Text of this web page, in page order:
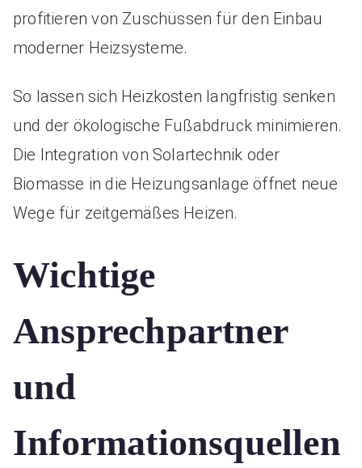
profitieren von Zuschüssen für den Einbau
moderner Heizsysteme.
So lassen sich Heizkosten langfristig senken
und der ökologische Fußabdruck minimieren.
Die Integration von Solartechnik oder
Biomasse in die Heizungsanlage öffnet neue
Wege für zeitgemäßes Heizen.
Wichtige
Ansprechpartner
und
Informationsquellen